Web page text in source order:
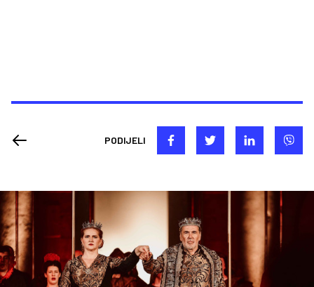
PODIJELI